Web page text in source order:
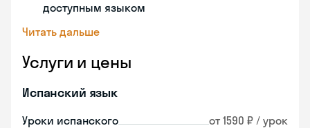
доступным языком
Читать дальше
Услуги и цены
Испанский язык
Уроки испанского от 1590 ₽ / урок